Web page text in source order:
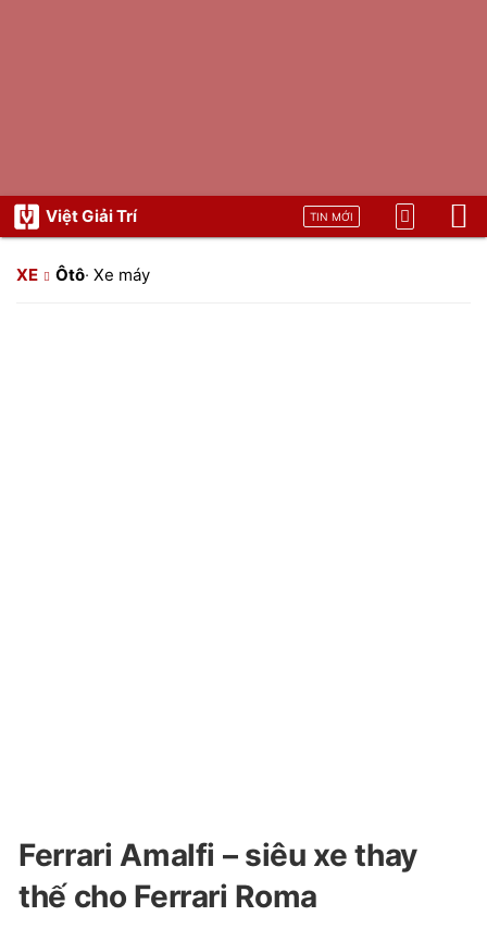
Việt Giải Trí TIN MỚI
XE Ôtô· Xe máy
Ferrari Amalfi – siêu xe thay
thế cho Ferrari Roma